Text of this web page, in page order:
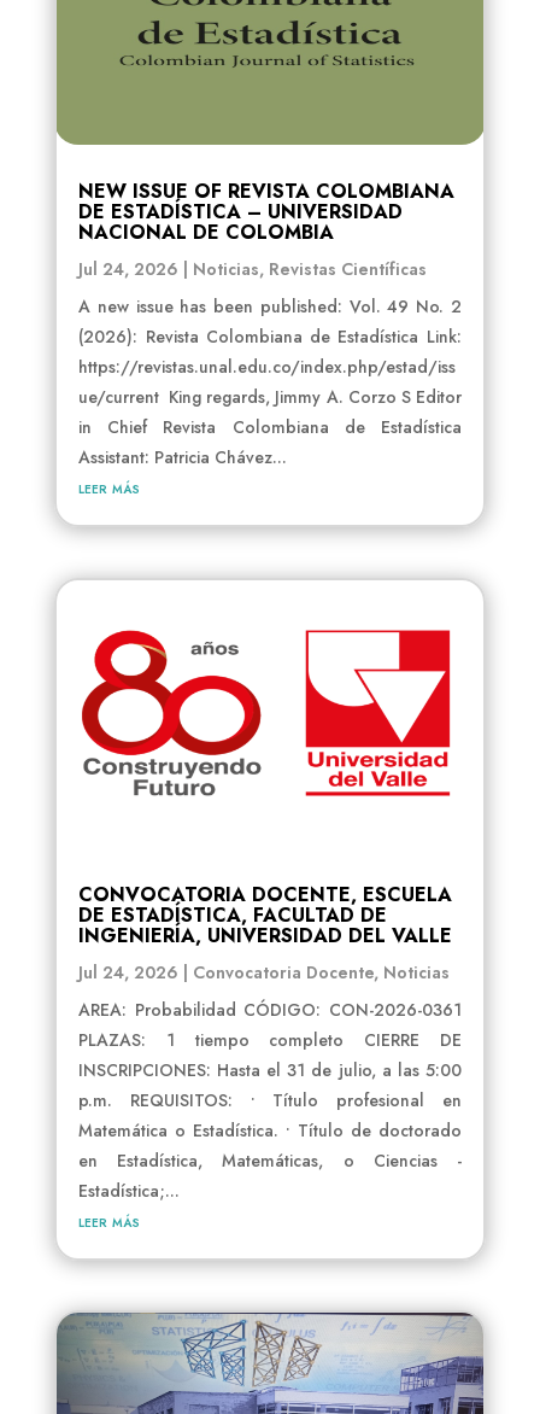
NEW ISSUE OF REVISTA COLOMBIANA
DE ESTADÍSTICA – UNIVERSIDAD
NACIONAL DE COLOMBIA
Jul 24, 2026 | Noticias, Revistas Científicas
A new issue has been published: Vol. 49 No. 2
(2026): Revista Colombiana de Estadística Link:
https://revistas.unal.edu.co/index.php/estad/iss
ue/current King regards, Jimmy A. Corzo S Editor
in Chief Revista Colombiana de Estadística
Assistant: Patricia Chávez...
leer más
CONVOCATORIA DOCENTE, ESCUELA
DE ESTADÍSTICA, FACULTAD DE
INGENIERÍA, UNIVERSIDAD DEL VALLE
Jul 24, 2026 | Convocatoria Docente, Noticias
AREA: Probabilidad CÓDIGO: CON-2026-0361
PLAZAS: 1 tiempo completo CIERRE DE
INSCRIPCIONES: Hasta el 31 de julio, a las 5:00
p.m. REQUISITOS: • Título profesional en
Matemática o Estadística. • Título de doctorado
en Estadística, Matemáticas, o Ciencias -
Estadística;...
leer más